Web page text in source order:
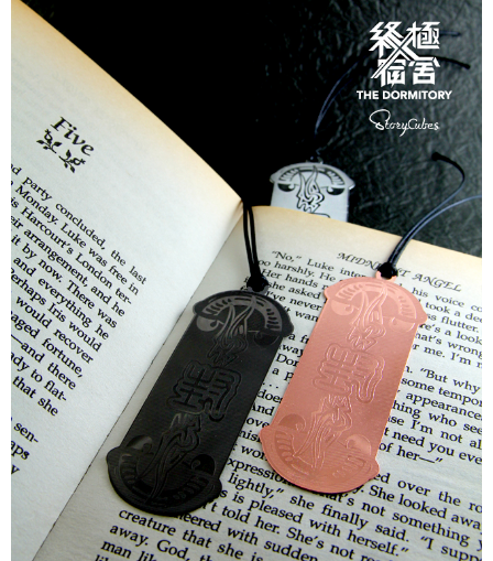
untuk menggunakan AFTEE.
Sila hubungi NP Taiwan Inc. di cs_tw@netprotections.co.jpjika anda
mempunyai sebarang kebimbangan mengenai pemprosesan dan
penggunaan pada data peribadi. Jika anda tidak bersetuju dengan data
peribadi yang disenaraikan seperti di atas akan dikumpul dan digunakan
oleh AFTEE, sila jangan gunakan perkhidmatan ini.